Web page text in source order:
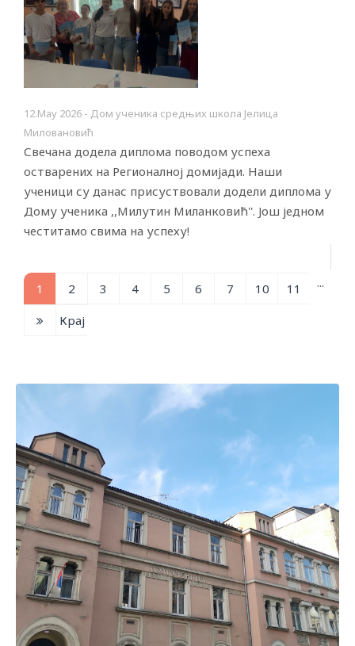
12.Маy 2026 - Дом ученика средњих школа Јелица
Миловановић
Свечана додела диплома поводом успеха
остварених на Регионалној домијади. Наши
ученици су данас присуствовали додели диплома у
Дому ученика ,,Милутин Миланковић''. Још једном
честитамо свима на успеху!
1 2 3 4 5 6 7 ...
10
11
Крај